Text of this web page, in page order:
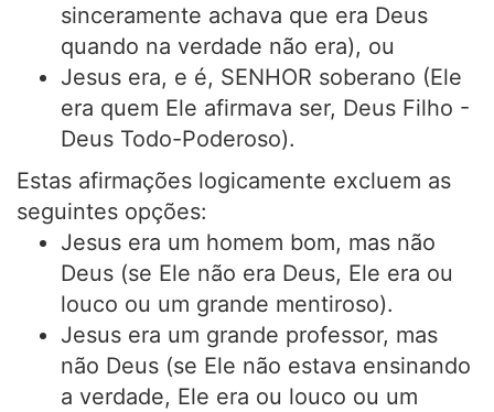
sinceramente achava que era Deus
quando na verdade não era), ou
Jesus era, e é, SENHOR soberano (Ele
era quem Ele afirmava ser, Deus Filho -
Deus Todo-Poderoso).
Estas afirmações logicamente excluem as
seguintes opções:
Jesus era um homem bom, mas não
Deus (se Ele não era Deus, Ele era ou
louco ou um grande mentiroso).
Jesus era um grande professor, mas
não Deus (se Ele não estava ensinando
a verdade, Ele era ou louco ou um